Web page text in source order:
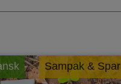
Sampak & Spar